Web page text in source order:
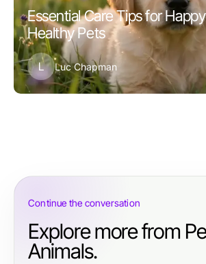
Essential Care Tips for
Healthy Pets
L Luc Chapman
Continue the conversation
Explore more from
Animals.